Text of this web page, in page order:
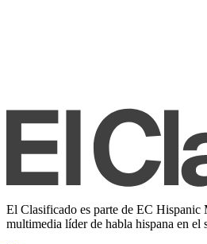
El Clasificado es parte de EC Hispanic
multimedia líder de habla hispana en el